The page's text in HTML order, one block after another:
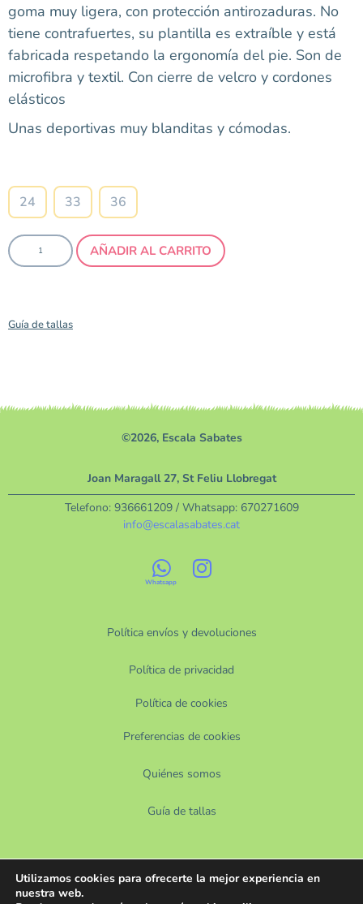
goma muy ligera, con protección antirozaduras. No
tiene contrafuertes, su plantilla es extraíble y está
fabricada respetando la ergonomía del pie. Son de
microfibra y textil. Con cierre de velcro y cordones
elásticos
Unas deportivas muy blanditas y cómodas.
24 33 36
AÑADIR AL CARRITO
Guía de tallas
©2026, Escala Sabates
Política envíos y devoluciones
Política de privacidad
Política de cookies
Preferencias de cookies
Quiénes somos
Guía de tallas
Joan Maragall 27, St Feliu Llobregat
Telefono: 936661209/ Whatsapp: 670271609
info@escalasabates.cat
Utilizamos cookies para ofrecerte la mejor experiencia en
nuestra web.